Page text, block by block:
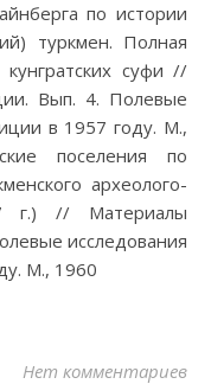
туркмен. Полная
суфи //
Вып. 4. Полевые
в 1957 году. М.,
поселения по
археолого-
г.) // Материалы
исследования
М., 1960
Нет комментариев